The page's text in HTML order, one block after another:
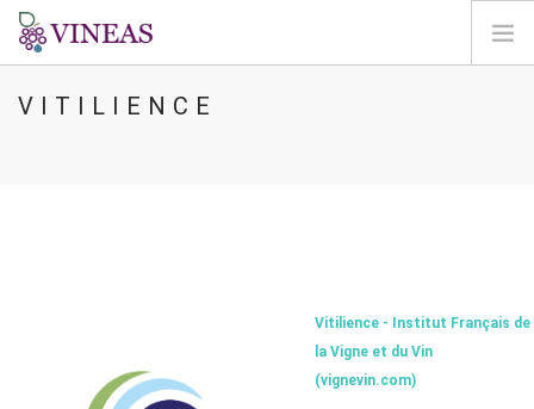
HOME
VITILIENCE
Vitilience - Institut Français de
la Vigne et du Vin
(vignevin.com)